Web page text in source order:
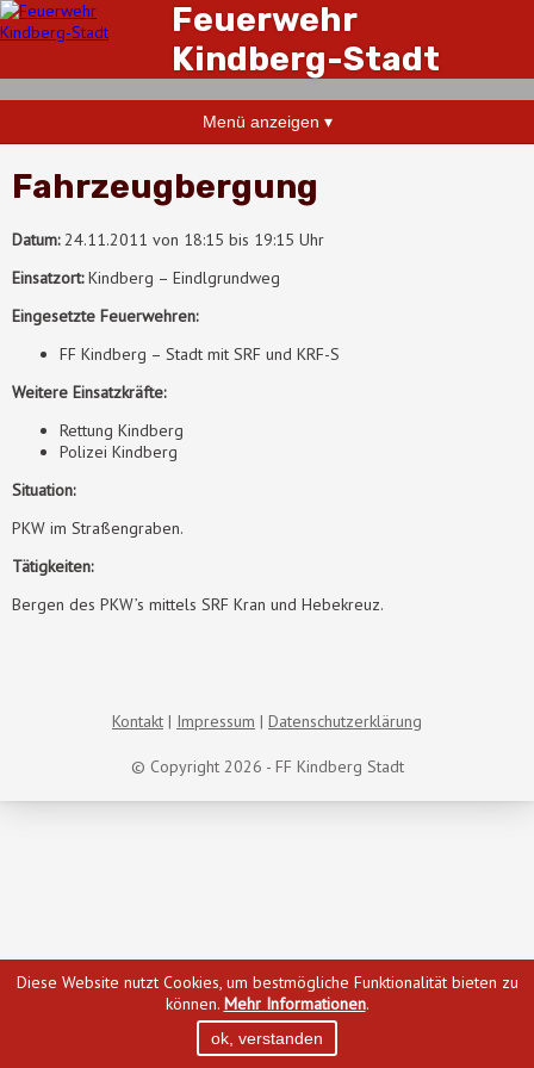
Feuerwehr
Kindberg-Stadt
Menü anzeigen ▾
Fahrzeugbergung
Datum:24.11.2011 von 18:15 bis 19:15 Uhr
Einsatzort:Kindberg – Eindlgrundweg
Eingesetzte Feuerwehren:
FF Kindberg – Stadt mit SRF und KRF-S
Weitere Einsatzkräfte:
Rettung Kindberg
Polizei Kindberg
Situation:
PKW im Straßengraben.
Tätigkeiten:
Bergen des PKW’s mittels SRF Kran und Hebekreuz.
© Copyright 2026 - FF Kindberg Stadt
Kontakt Impressum Datenschutzerklärung
Diese Website nutzt Cookies, um bestmögliche Funktionalität bieten zu
können. Mehr Informationen.
ok, verstanden